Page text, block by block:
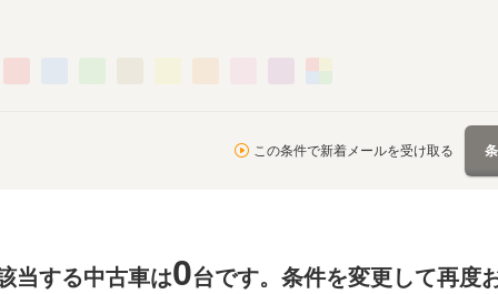
この条件で新着メールを受け取る
当する中古車は0台です。条件を変更して再度